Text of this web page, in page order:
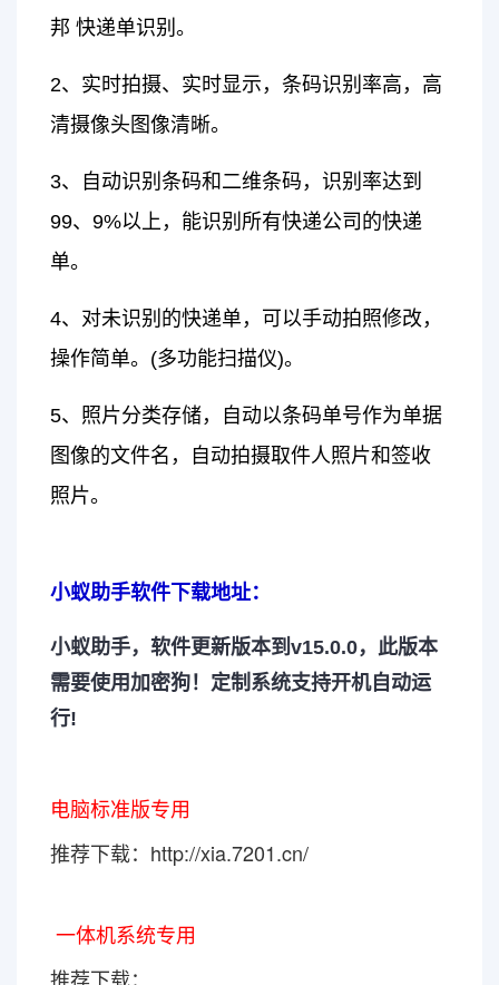
邦 快递单识别。
2、实时拍摄、实时显示，条码识别率高，高
清摄像头图像清晰。
3、自动识别条码和二维条码，识别率达到
99、9%以上，能识别所有快递公司的快递
单。
4、对未识别的快递单，可以手动拍照修改，
操作简单。(多功能扫描仪)。
5、照片分类存储，自动以条码单号作为单据
图像的文件名，自动拍摄取件人照片和签收
照片。
小蚁助手软件下载地址：
小蚁助手，软件更新版本到v15.0.0，此版本
需要使用加密狗！定制系统支持开机自动运
行!
电脑标准版专用
推荐下载： http://xia.7201.cn/
一体机系统专用
推荐下载：